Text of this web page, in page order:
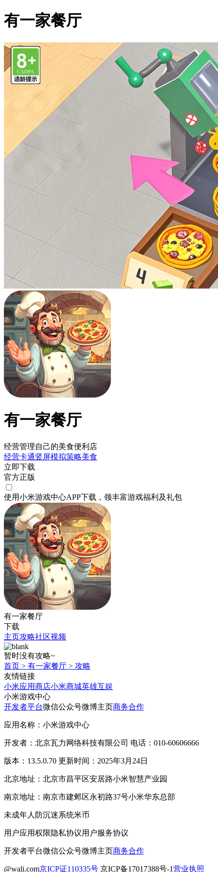
有一家餐厅
有一家餐厅
经营管理自己的美食便利店
经营卡通竖屏模拟策略美食
立即下载
官方正版
使用小米游戏中心APP下载 ，领丰富游戏福利 及礼包
有一家餐厅
下载
主页攻略社区视频
暂时没有攻略~
首页 > 有一家餐厅 > 攻略
友情链接
小米应用商店小米商城英雄互娱
小米游戏中心
开发者平台微信公众号微博主页商务合作
应用名称：小米游戏中心
开发者：北京瓦力网络科技有限公司 电话：010-60606666
版本：13.5.0.70 更新时间：2025年3月24日
北京地址：北京市昌平区安居路小米智慧产业园
南京地址：南京市建邺区永初路37号小米华东总部
未成年人防沉迷系统米币
用户应用权限隐私协议用户服务协议
开发者平台微信公众号微博主页商务合作
@wali.com京ICP证110335号 京ICP备17017388号-1营业执照